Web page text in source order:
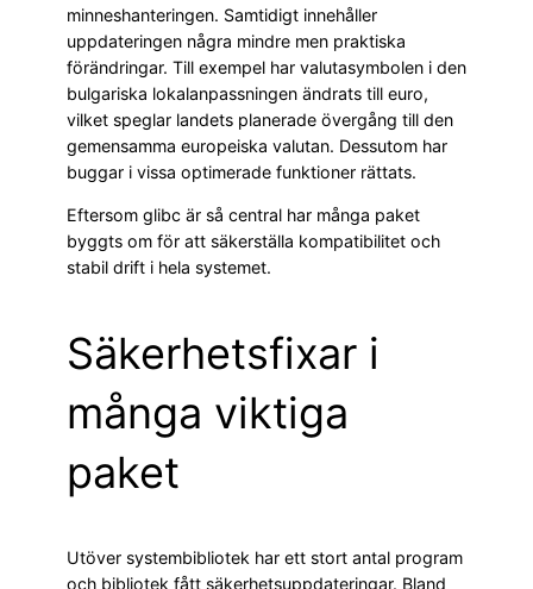
minneshanteringen. Samtidigt innehåller
uppdateringen några mindre men praktiska
förändringar. Till exempel har valutasymbolen i den
bulgariska lokalanpassningen ändrats till euro,
vilket speglar landets planerade övergång till den
gemensamma europeiska valutan. Dessutom har
buggar i vissa optimerade funktioner rättats.
Eftersom glibc är så central har många paket
byggts om för att säkerställa kompatibilitet och
stabil drift i hela systemet.
Säkerhetsfixar i
många viktiga
paket
Utöver systembibliotek har ett stort antal program
och bibliotek fått säkerhetsuppdateringar. Bland